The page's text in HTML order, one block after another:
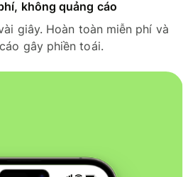
không quảng cáo
giây. Hoàn toàn miễn phí và
gây phiền toái.